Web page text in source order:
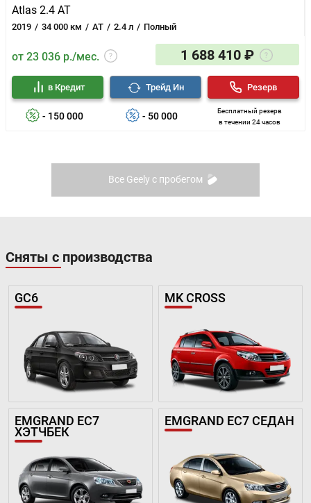
Atlas 2.4 AT
2019 34 000 км AT 2.4 л Полный
от 23 036 р./мес. 1 688 410 ₽
- 150 000
в Кредит
- 50 000
Трейд Ин
Бесплатный резерв
в течении 24 часов
Резерв
Все Geely с пробегом
Сняты с производства
GC6 MK CROSS
EMGRAND EC7
ХЭТЧБЕК
EMGRAND EC7 СЕДАН